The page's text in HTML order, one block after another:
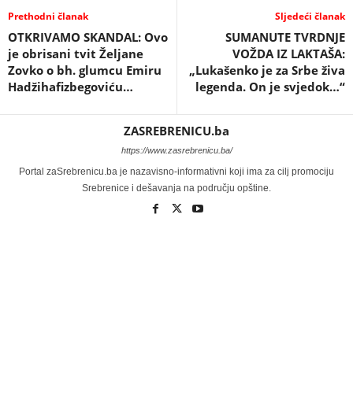
Prethodni članak
OTKRIVAMO SKANDAL: Ovo
je obrisani tvit Željane
Zovko o bh. glumcu Emiru
Hadžihafizbegoviću…
Sljedeći članak
SUMANUTE TVRDNJE
VOŽDA IZ LAKTAŠA:
„Lukašenko je za Srbe živa
legenda. On je svjedok…“
ZASREBRENICU.ba
https://www.zasrebrenicu.ba/
Portal zaSrebrenicu.ba je nazavisno-informativni koji ima za cilj promociju
Srebrenice i dešavanja na području opštine.